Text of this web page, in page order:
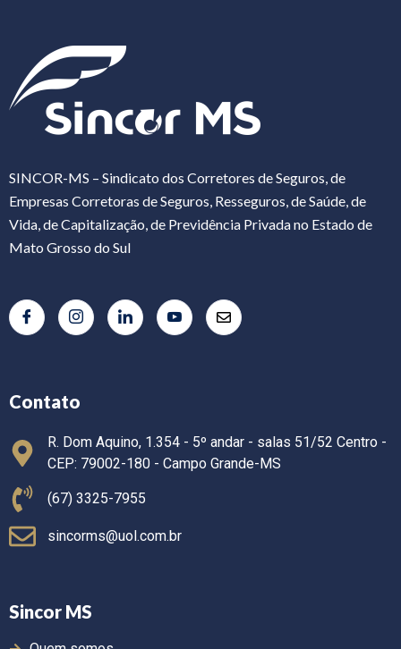
SINCOR-MS – Sindicato dos Corretores de Seguros, de
Empresas Corretoras de Seguros, Resseguros, de Saúde, de
Vida, de Capitalização, de Previdência Privada no Estado de
Mato Grosso do Sul
Contato
R. Dom Aquino, 1.354 - 5º andar - salas 51/52 Centro -
CEP: 79002-180 - Campo Grande-MS
(67) 3325-7955
sincorms@uol.com.br
Sincor MS